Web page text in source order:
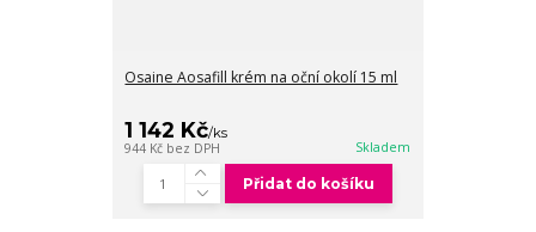
Osaine Aosafill krém na oční okolí 15 ml
1 142 Kč/ks
944 Kč bez DPH Skladem
Přidat do košíku